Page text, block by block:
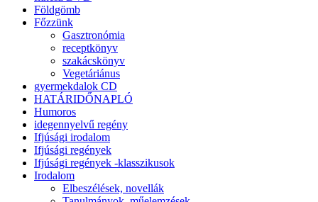
Földgömb
Főzzünk
Gasztronómia
receptkönyv
szakácskönyv
Vegetáriánus
gyermekdalok CD
HATÁRIDŐNAPLÓ
Humoros
idegennyelvű regény
Ifjúsági irodalom
Ifjúsági regények
Ifjúsági regények -klasszikusok
Irodalom
Elbeszélések, novellák